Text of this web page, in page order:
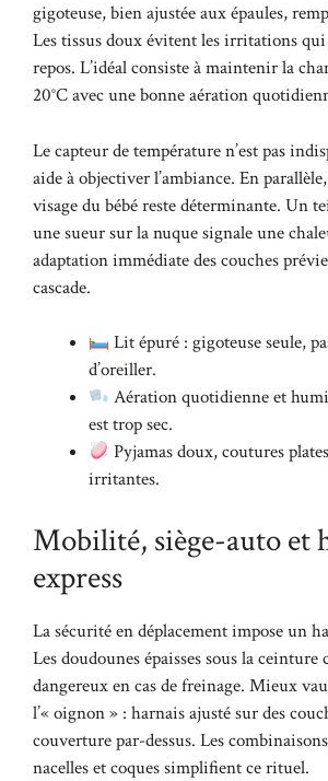
gigoteuse, bien ajustée aux épaules,
Les tissus doux évitent les irritations
repos. L’idéal consiste à maintenir la
20°C avec une bonne aération
Le capteur de température n’est pas
aide à objectiver l’ambiance. En
visage du bébé reste déterminante. Un
une sueur sur la nuque signale une
adaptation immédiate des couches
cascade.
Lit épuré : gigoteuse seule,
d’oreiller.
Aération quotidienne et
est trop sec.
Pyjamas doux, coutures
irritantes.
Mobilité, siège-auto et
express
La sécurité en déplacement impose un
Les doudounes épaisses sous la
dangereux en cas de freinage. Mieux
l’« oignon » : harnais ajusté sur des
couverture par-dessus. Les
nacelles et coques simplifient ce rituel.